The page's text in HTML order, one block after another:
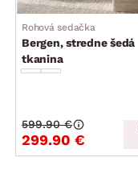
Rohová sedačka
Bergen, stredne šedá
tkanina
299.90 €
599.90 €